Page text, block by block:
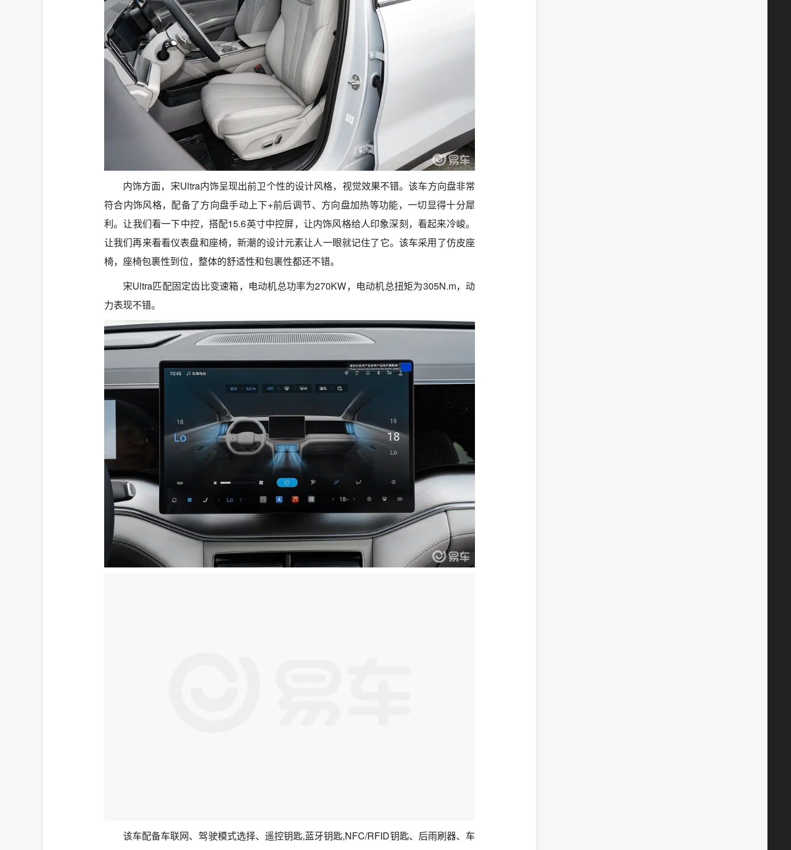
内饰方面，宋Ultra内饰呈现出前卫个性的设计风格，视觉效果不错。该车方向盘非常
符合内饰风格，配备了方向盘手动上下+前后调节、方向盘加热等功能，一切显得十分犀
利。让我们看一下中控，搭配15.6英寸中控屏，让内饰风格给人印象深刻，看起来冷峻。
让我们再来看看仪表盘和座椅，新潮的设计元素让人一眼就记住了它。该车采用了仿皮座
椅，座椅包裹性到位，整体的舒适性和包裹性都还不错。
宋Ultra匹配固定齿比变速箱，电动机总功率为270KW，电动机总扭矩为305N.m，动
力表现不错。
该车配备车联网、驾驶模式选择、遥控钥匙,蓝牙钥匙,NFC/RFID钥匙、后雨刷器、车